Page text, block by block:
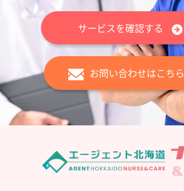
サービスを確認する
お問い合わせはこちら